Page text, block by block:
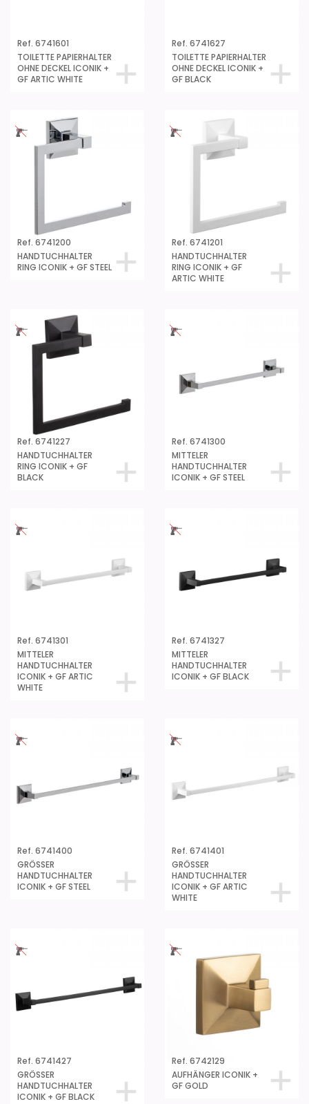
Ref. 6741601
TOILETTE PAPIERHALTER
OHNE DECKEL ICONIK +
GF ARTIC WHITE
Ref. 6741627
TOILETTE PAPIERHALTER
OHNE DECKEL ICONIK +
GF BLACK
Ref. 6741200
HANDTUCHHALTER
RING ICONIK + GF STEEL
Ref. 6741201
HANDTUCHHALTER
RING ICONIK + GF
ARTIC WHITE
Ref. 6741227
HANDTUCHHALTER
RING ICONIK + GF
BLACK
Ref. 6741300
MITTELER
HANDTUCHHALTER
ICONIK + GF STEEL
Ref. 6741301
MITTELER
HANDTUCHHALTER
ICONIK + GF ARTIC
WHITE
Ref. 6741327
MITTELER
HANDTUCHHALTER
ICONIK + GF BLACK
Ref. 6741400
GRÖSSER
HANDTUCHHALTER
ICONIK + GF STEEL
Ref. 6741401
GRÖSSER
HANDTUCHHALTER
ICONIK + GF ARTIC
WHITE
Ref. 6741427
GRÖSSER
HANDTUCHHALTER
ICONIK + GF BLACK
Ref. 6742129
AUFHÄNGER ICONIK +
GF GOLD